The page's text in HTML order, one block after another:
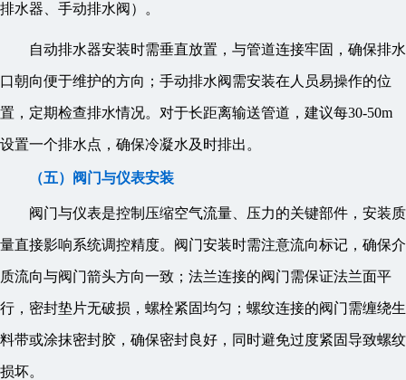
排水器、手动排水阀）。
自动排水器安装时需垂直放置，与管道连接牢固，确保排水
口朝向便于维护的方向；手动排水阀需安装在人员易操作的位
置，定期检查排水情况。对于长距离输送管道，建议每30-50m
设置一个排水点，确保冷凝水及时排出。
（五）阀门与仪表安装
阀门与仪表是控制压缩空气流量、压力的关键部件，安装质
量直接影响系统调控精度。阀门安装时需注意流向标记，确保介
质流向与阀门箭头方向一致；法兰连接的阀门需保证法兰面平
行，密封垫片无破损，螺栓紧固均匀；螺纹连接的阀门需缠绕生
料带或涂抹密封胶，确保密封良好，同时避免过度紧固导致螺纹
损坏。